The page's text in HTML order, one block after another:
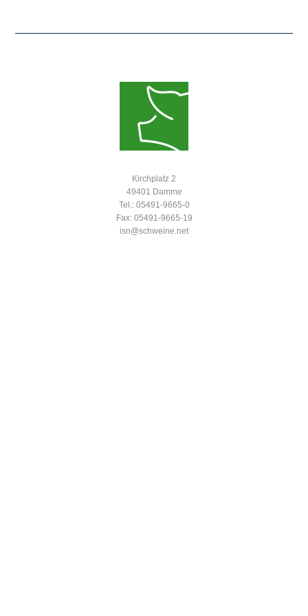
Kirchplatz 2
49401 Damme
Tel.: 05491-9665-0
Fax: 05491-9665-19
isn@schweine.net